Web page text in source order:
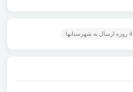
4 روزه ارسال به شهرستانها